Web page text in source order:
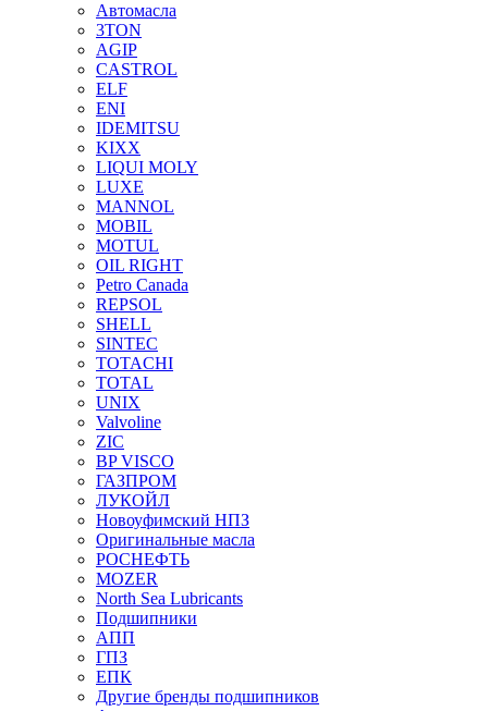
Автомасла
3TON
AGIP
CASTROL
ELF
ENI
IDEMITSU
KIXX
LIQUI MOLY
LUXE
MANNOL
MOBIL
MOTUL
OIL RIGHT
Petro Canada
REPSOL
SHELL
SINTEC
TOTACHI
TOTAL
UNIX
Valvoline
ZIC
BP VISCO
ГАЗПРОМ
ЛУКОЙЛ
Новоуфимский НПЗ
Оригинальные масла
РОСНЕФТЬ
MOZER
North Sea Lubricants
Подшипники
АПП
ГПЗ
ЕПК
Другие бренды подшипников